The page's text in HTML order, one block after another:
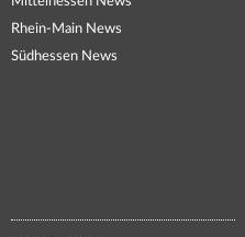
Rhein-Main News
Südhessen News